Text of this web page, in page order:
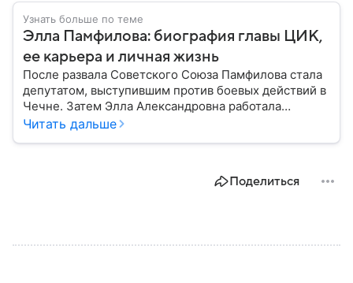
Узнать больше по теме
Элла Памфилова: биография главы ЦИК,
ее карьера и личная жизнь
После развала Советского Союза Памфилова стала
депутатом, выступившим против боевых действий в
Чечне. Затем Элла Александровна работала
главным российским омбудсменом: на этом посту
Читать дальше
Поделиться